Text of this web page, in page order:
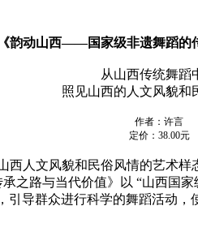
《韵动山西——国家级非遗舞蹈的
从山西传统舞蹈
照见山西的人文风貌和
作者：许言
定价：38.00元
人文风貌和民俗风情的艺术
路与当代价值》以 “山西国
导群众进行科学的舞蹈活动，